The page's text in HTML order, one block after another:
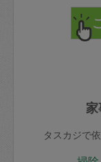
タスカジで